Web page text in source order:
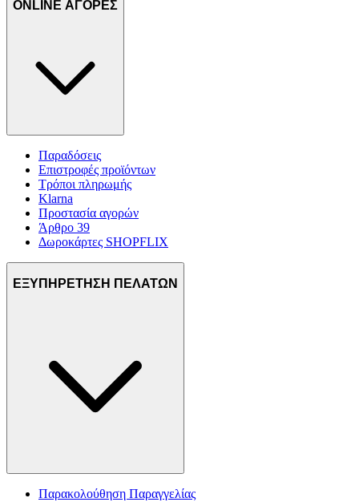
ONLINE ΑΓΟΡΕΣ
Παραδόσεις
Επιστροφές προϊόντων
Τρόποι πληρωμής
Klarna
Προστασία αγορών
Άρθρο 39
Δωροκάρτες SHOPFLIX
ΕΞΥΠΗΡΕΤΗΣΗ ΠΕΛΑΤΩΝ
Παρακολούθηση Παραγγελίας